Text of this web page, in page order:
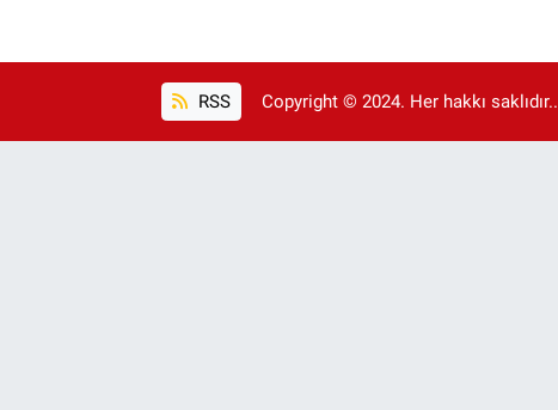
RSS Copyright © 2024. Her hakkı saklıdır..